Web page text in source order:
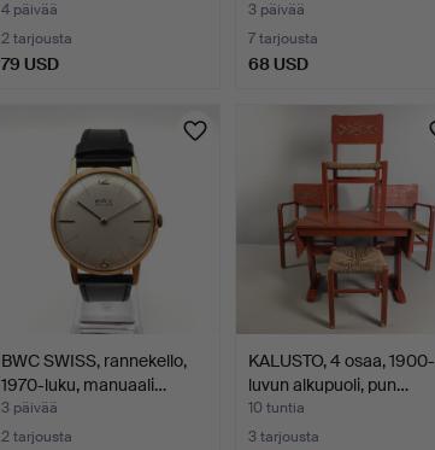
4 päivää
2 tarjousta
79 USD
3 päivää
7 tarjousta
68 USD
BWC SWISS, rannekello,
1970-luku, manuaali…
3 päivää
2 tarjousta
KALUSTO, 4 osaa, 1900-
luvun alkupuoli, pun…
10 tuntia
3 tarjousta